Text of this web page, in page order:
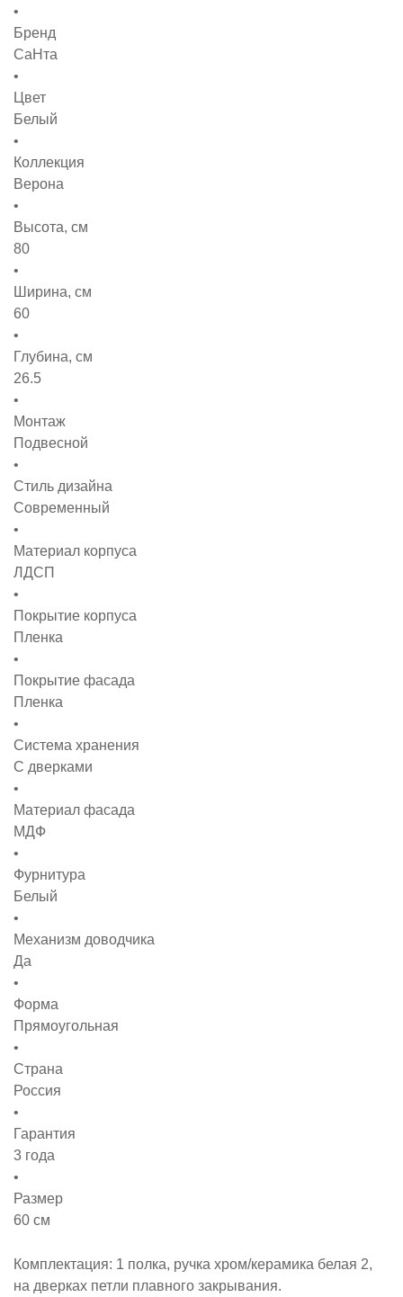
Бренд
СаНта
Цвет
Белый
Коллекция
Верона
Высота, см
80
Ширина, см
60
Глубина, см
26.5
Монтаж
Подвесной
Стиль дизайна
Современный
Материал корпуса
ЛДСП
Покрытие корпуса
Пленка
Покрытие фасада
Пленка
Система хранения
С дверками
Материал фасада
МДФ
Фурнитура
Белый
Механизм доводчика
Да
Форма
Прямоугольная
Страна
Россия
Гарантия
3 года
Размер
60 см
Комплектация: 1 полка, ручка хром/керамика белая 2,
на дверках петли плавного закрывания.